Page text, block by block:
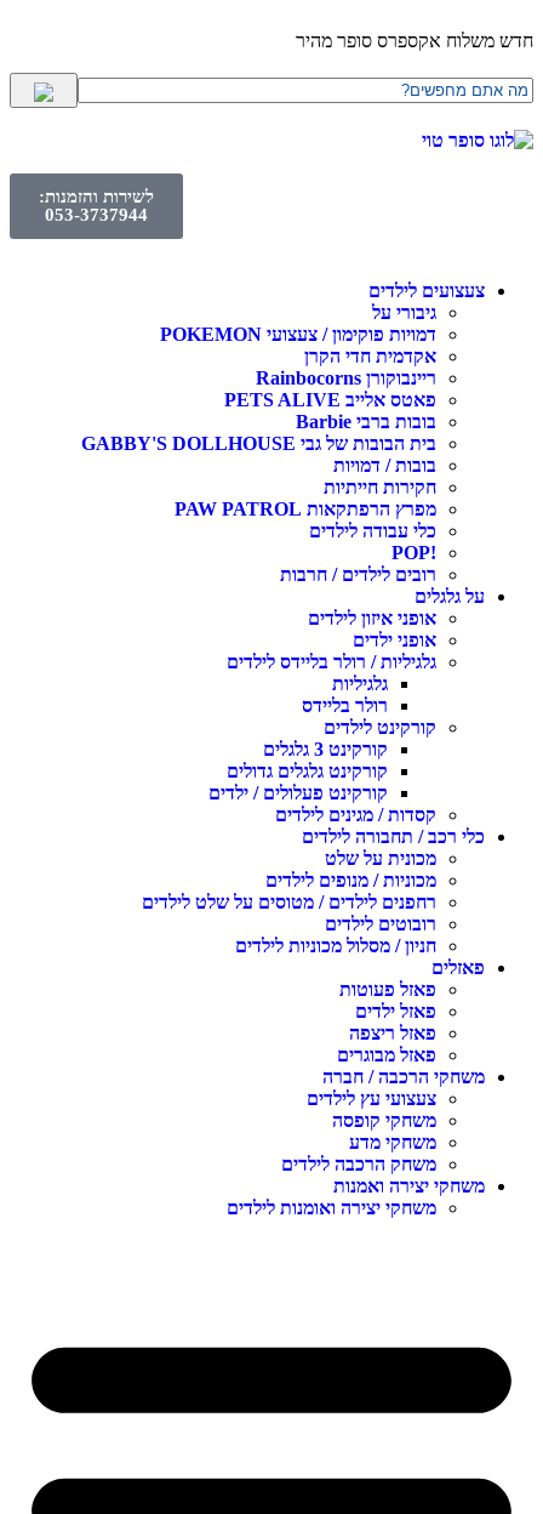
חדש משלוח אקספרס סופר מהיר
לשירות והזמנות:
053-3737944
צעצועים לילדים
גיבורי על
דמויות פוקימון / צעצועי POKEMON
אקדמית חדי הקרן
ריינבוקורן Rainbocorns
פאטס אלייב PETS ALIVE
בובות ברבי Barbie
בית הבובות של גבי GABBY'S DOLLHOUSE
בובות / דמויות
חקירות חייתיות
מפרץ הרפתקאות PAW PATROL
כלי עבודה לילדים
!POP
רובים לילדים / חרבות
על גלגלים
אופני איזון לילדים
אופני ילדים
גלגיליות / רולר בליידס לילדים
גלגיליות
רולר בליידס
קורקינט לילדים
קורקינט 3 גלגלים
קורקינט גלגלים גדולים
קורקינט פעלולים / ילדים
קסדות / מגינים לילדים
כלי רכב / תחבורה לילדים
מכונית על שלט
מכוניות / מנופים לילדים
רחפנים לילדים / מטוסים על שלט לילדים
רובוטים לילדים
חניון / מסלול מכוניות לילדים
פאזלים
פאזל פעוטות
פאזל ילדים
פאזל ריצפה
פאזל מבוגרים
משחקי הרכבה / חברה
צעצועי עץ לילדים
משחקי קופסה
משחקי מדע
משחק הרכבה לילדים
משחקי יצירה ואמנות
משחקי יצירה ואומנות לילדים